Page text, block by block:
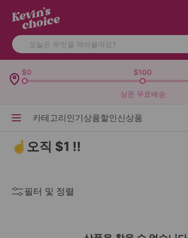
카테고리인기상품할인신상품
$0 $100
상온 무료배송
☝️오직 $1 !!
필터 및 정렬